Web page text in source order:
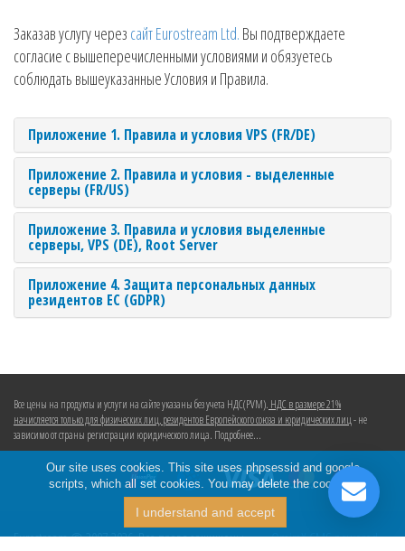
Заказав услугу через сайт Eurostream Ltd. Вы подтверждаете
согласие с вышеперечисленными условиями и обязуетесь
соблюдать вышеуказанные Условия и Правила.
Приложение 1. Правила и условия VPS (FR/DE)
Приложение 2. Правила и условия - выделенные
серверы (FR/US)
Приложение 3. Правила и условия выделенные
серверы, VPS (DE), Root Server
Приложение 4. Защита персональных данных
резидентов ЕС (GDPR)
Все цены на продукты и услуги на сайте указаны без учета НДС(PVM). НДС в размере 21%
начисляется только для физических лиц, резидентов Европейского союза и юридических лиц- не
зависимо от страны регистрации юридического лица. Подробнее...
Eurostream © 2007-2026. Все права защищены. OmiraX CMS powered
Our site uses cookies. This site uses phpsessid and google
scripts, which all set cookies. You may delete the cookies.